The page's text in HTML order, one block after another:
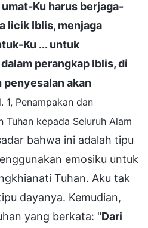
Ku harus berjaga-
licik Iblis, menjaga
Ku ... untuk
perangkap Iblis, di
penyesalan akan
1, Penampakan dan
Tuhan kepada Seluruh Alam
bahwa ini adalah tipu
emosiku untuk
Tuhan. Aku tak
dayanya. Kemudian,
yang berkata: "Dari